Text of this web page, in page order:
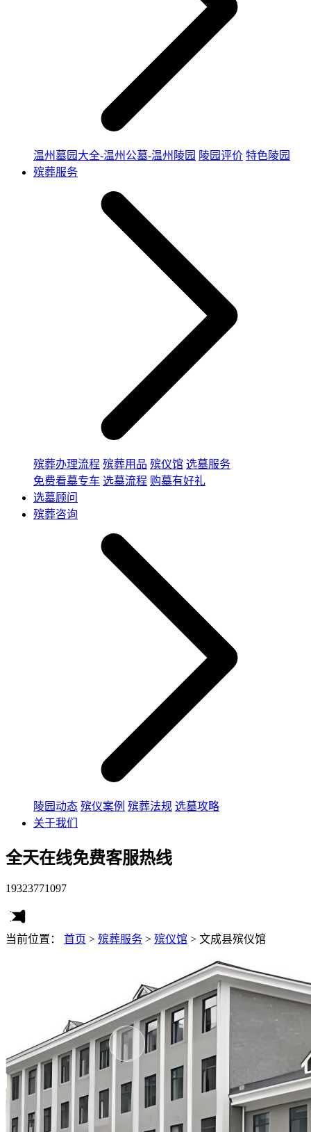
温州墓园大全-温州公墓-温州陵园 陵园评价 特色陵园
殡葬服务
殡葬办理流程 殡葬用品 殡仪馆 选墓服务
免费看墓专车 选墓流程 购墓有好礼
选墓顾问
殡葬咨询
陵园动态 殡仪案例 殡葬法规 选墓攻略
关于我们
全天在线免费客服热线
19323771097
当前位置： 首页 > 殡葬服务 > 殡仪馆 > 文成县殡仪馆